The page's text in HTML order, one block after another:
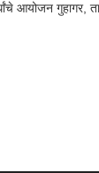
आयोजन